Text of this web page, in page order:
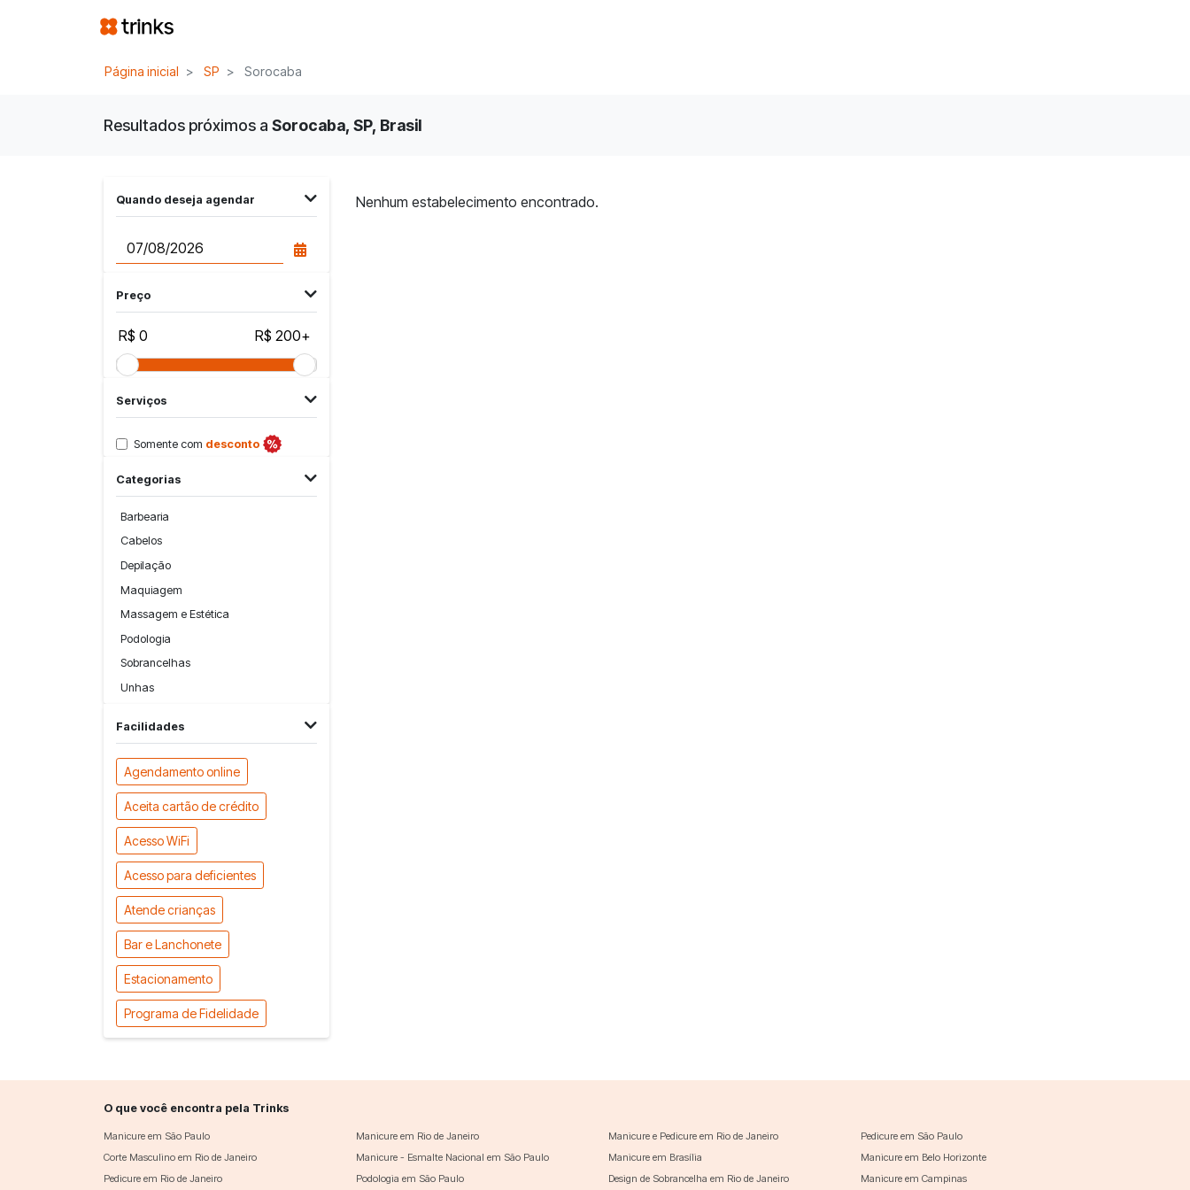
Página inicial SP Sorocaba
Resultados próximos a Sorocaba, SP, Brasil
Quando deseja agendar
Preço
R$ 0 R$ 200+
Serviços
Somente com desconto
Categorias
Barbearia
Cabelos
Depilação
Maquiagem
Massagem e Estética
Podologia
Sobrancelhas
Unhas
Facilidades
Agendamento online
Aceita cartão de crédito
Acesso WiFi
Acesso para deficientes
Atende crianças
Bar e Lanchonete
Estacionamento
Programa de Fidelidade
Nenhum estabelecimento encontrado.
O que você encontra pela Trinks
Manicure em São Paulo Manicure em Rio de Janeiro Manicure e Pedicure em Rio de Janeiro
Pedicure em São Paulo
Corte Masculino em Rio de Janeiro
Manicure - Esmalte Nacional em São Paulo Manicure em Brasília
Manicure em Belo Horizonte
Pedicure em Rio de Janeiro
Podologia em São Paulo Design de Sobrancelha em Rio de Janeiro Manicure em Campinas